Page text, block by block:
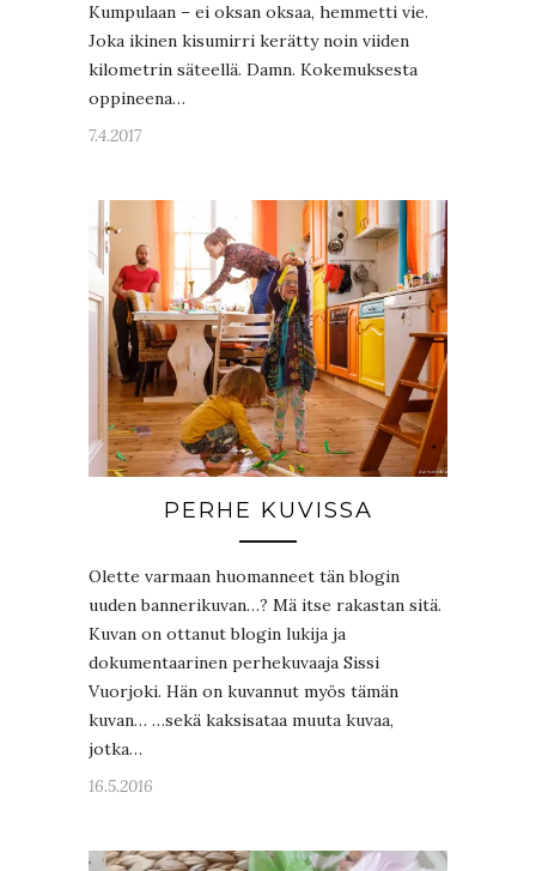
Kumpulaan – ei oksan oksaa, hemmetti vie.
Joka ikinen kisumirri kerätty noin viiden
kilometrin säteellä. Damn. Kokemuksesta
oppineena…
7.4.2017
PERHE KUVISSA
Olette varmaan huomanneet tän blogin
uuden bannerikuvan…? Mä itse rakastan sitä.
Kuvan on ottanut blogin lukija ja
dokumentaarinen perhekuvaaja Sissi
Vuorjoki. Hän on kuvannut myös tämän
kuvan… …sekä kaksisataa muuta kuvaa,
jotka…
16.5.2016